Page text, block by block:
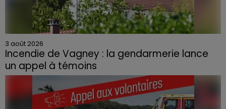
3 août 2026
Incendie de Vagney : la gendarmerie lance
un appel à témoins
Le feu, parti d'une haie avant de se propager au
quartier résidentiel, avait détruit deux habitations et
contraint à l'évacuation d'une centaine de personnes.